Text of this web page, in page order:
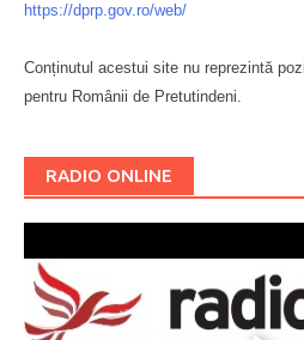
https://dprp.gov.ro/web/
Conținutul acestui site nu reprezintă
pentru Românii de Pretutindeni.
RADIO ONLINE